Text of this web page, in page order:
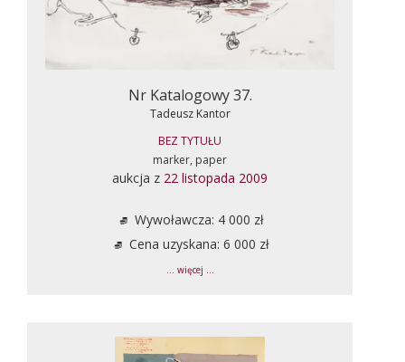
Nr Katalogowy 37.
Tadeusz Kantor
BEZ TYTUŁU
marker, paper
aukcja z 22 listopada 2009
Wywoławcza: 4 000 zł
Cena uzyskana: 6 000 zł
... więcej ...